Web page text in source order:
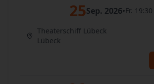
25Sep. 2026•Fr. 19:30
Theaterschiff Lübeck
Lübeck